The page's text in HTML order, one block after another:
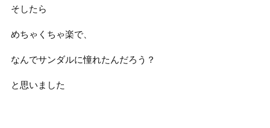
そしたら
めちゃくちゃ楽で、
なんでサンダルに憧れたんだろう？
と思いました